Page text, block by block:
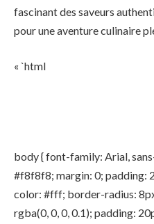
fascinant des saveurs
pour une aventure culinaire
« `html
body { font-family: Arial,
#f8f8f8; margin: 0; padding:
color: #fff; border-radius:
rgba(0, 0, 0, 0.1); padding: